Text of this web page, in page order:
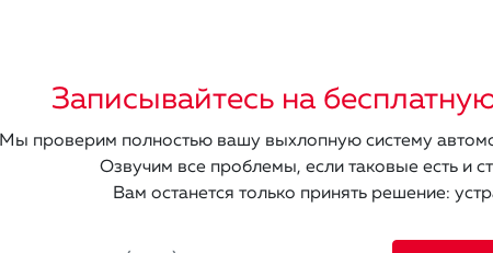
Записывайтесь на
Мы проверим полностью вашу выхлопную систему
Озвучим все проблемы, если таковые есть и
Вам останется только принять решение: